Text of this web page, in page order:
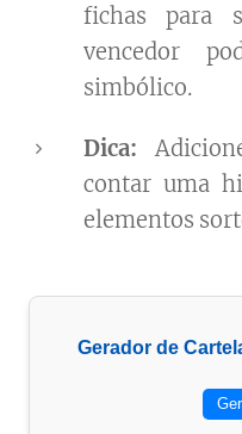
fichas para
vencedor
simbólico.
Dica:
contar uma
elementos
Gerador de